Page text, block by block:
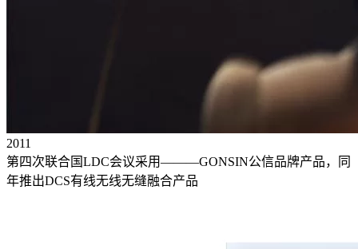
2011
第四次联合国LDC会议采用———GONSIN公信品牌产品，同
年推出DCS有线无线无缝融合产品